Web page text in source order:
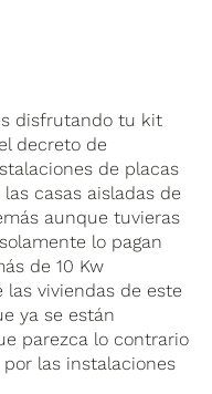
disfrutando tu kit
decreto de
de placas
casas aisladas de
aunque tuvieras
lo pagan
de 10 Kw
las viviendas de este
ya se están
parezca lo contrario
las instalaciones